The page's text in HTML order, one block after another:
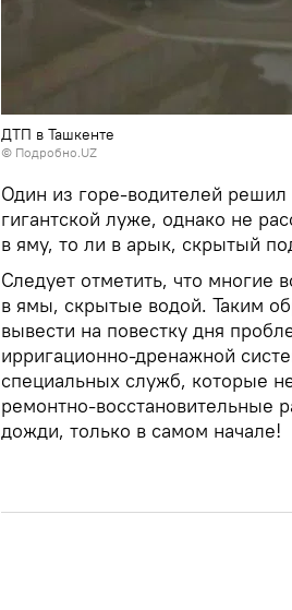
ДТП в Ташкенте
© Подробно.UZ
Один из горе-водителей решил
гигантской луже, однако не
в яму, то ли в арык, скрытый
Следует отметить, что многие
в ямы, скрытые водой. Таким
вывести на повестку дня
ирригационно-дренажной
специальных служб, которые
ремонтно-восстановительные
дожди, только в самом начале!